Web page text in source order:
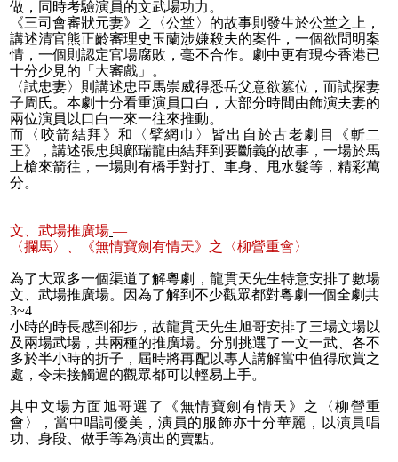
做，同時考驗演員的文武場功力。
《三司會審狀元妻》之〈公堂〉的故事則發生於公堂之上，
講述清官熊正齡審理史玉蘭涉嫌殺夫的案件，一個欲問明案
情，一個則認定官場腐敗，毫不合作。劇中更有現今香港已
十分少見的「大審戲」。
〈試忠妻〉則講述忠臣馬崇威得悉岳父意欲篡位，而試探妻
子周氏。本劇十分看重演員口白，大部分時間由飾演夫妻的
兩位演員以口白一來一往來推動。
而〈咬箭結拜》和〈擘網巾〉皆出自於古老劇目《斬二
王》，講述張忠與鄺瑞龍由結拜到要斷義的故事，一場於馬
上槍來箭往，一場則有橋手對打、車身、甩水髮等，精彩萬
分。
文、武場推廣場 —
〈攔馬〉、《無情寶劍有情天》之〈柳營重會〉
為了大眾多一個渠道了解粵劇，龍貫天先生特意安排了數場
文、武場推廣場。因為了解到不少觀眾都對粵劇一個全劇共
3~4
小時的時長感到卻步，故龍貫天先生旭哥安排了三場文場以
及兩場武場，共兩種的推廣場。分別挑選了一文一武、各不
多於半小時的折子，屆時將再配以專人講解當中值得欣賞之
處，令未接觸過的觀眾都可以輕易上手。
其中文場方面旭哥選了《無情寶劍有情天》之〈柳營重
會〉，當中唱詞優美，演員的服飾亦十分華麗，以演員唱
功、身段、做手等為演出的賣點。